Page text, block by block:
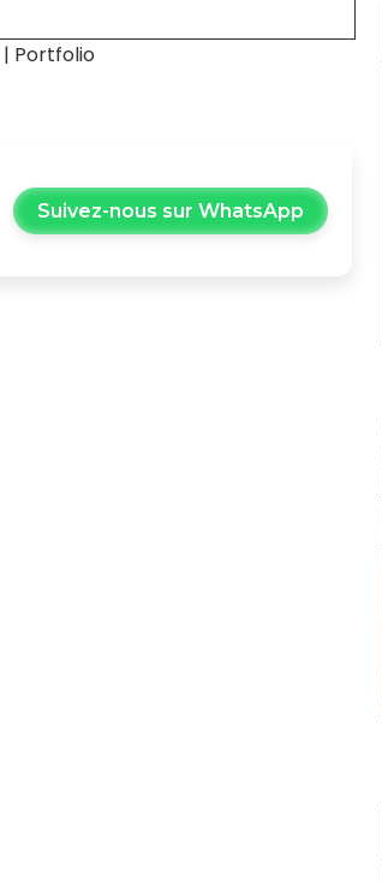
| Portfolio
Suivez-nous sur WhatsApp